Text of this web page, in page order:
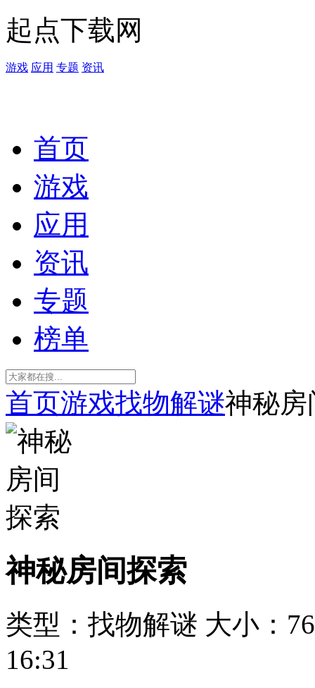
起点下载网
游戏 应用 专题 资讯
首页
游戏
应用
资讯
专题
榜单
首页游戏找物解谜神秘房
神秘房间探索
类型：找物解谜 大小：
16:31